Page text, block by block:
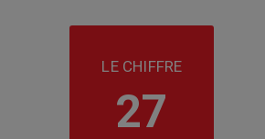
LE CHIFFRE
27